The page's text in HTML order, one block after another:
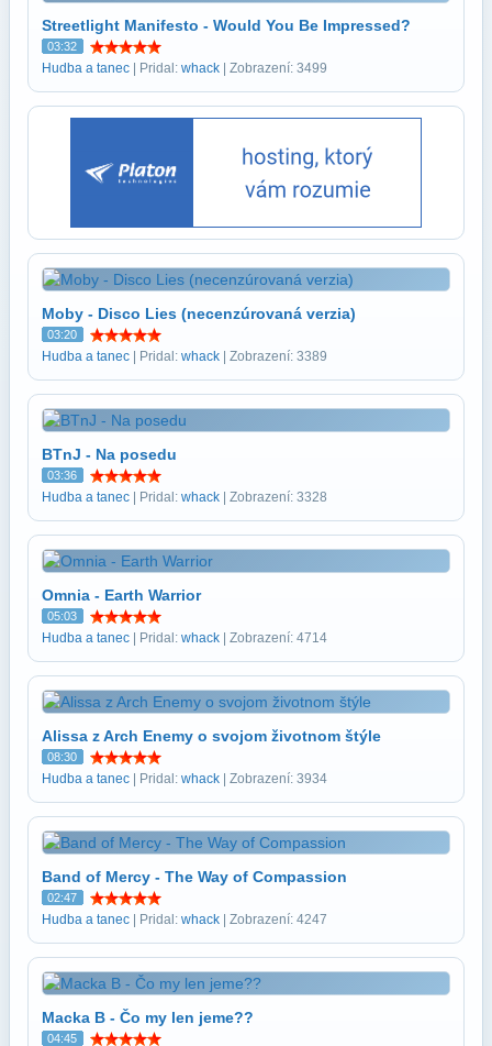
Streetlight Manifesto - Would You Be Impressed?
03:32
Hudba a tanec | Pridal: whack | Zobrazení: 3499
Moby - Disco Lies (necenzúrovaná verzia)
03:20
Hudba a tanec | Pridal: whack | Zobrazení: 3389
BTnJ - Na posedu
03:36
Hudba a tanec | Pridal: whack | Zobrazení: 3328
Omnia - Earth Warrior
05:03
Hudba a tanec | Pridal: whack | Zobrazení: 4714
Alissa z Arch Enemy o svojom životnom štýle
08:30
Hudba a tanec | Pridal: whack | Zobrazení: 3934
Band of Mercy - The Way of Compassion
02:47
Hudba a tanec | Pridal: whack | Zobrazení: 4247
Macka B - Čo my len jeme??
04:45